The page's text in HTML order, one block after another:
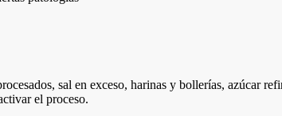
sal en exceso, harinas y bollerías, azúcar
el proceso.